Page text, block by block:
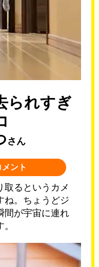
られすぎ
さん
ント
取るというカメ
ね。ちょうどジ
間が宇宙に連れ